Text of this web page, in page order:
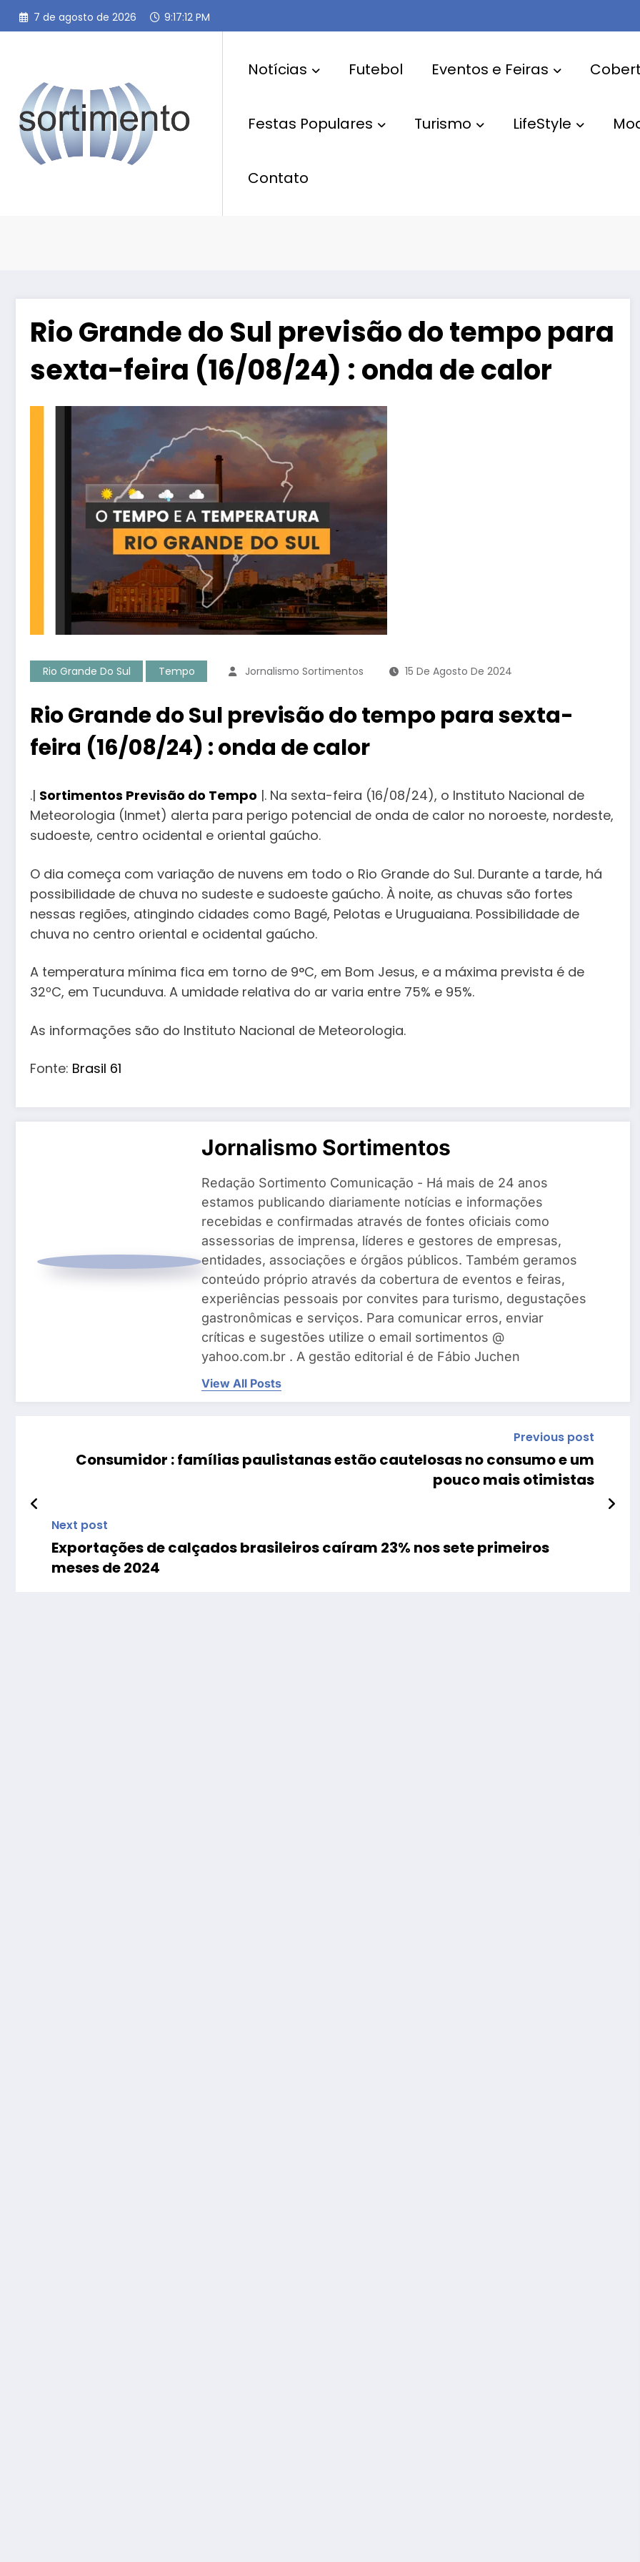
Pular
para
7 de agosto de 2026 9:17:13 PM
Notícias Futebol Eventos e Feiras
Festas Populares Turismo LifeStyle
Contato
Rio Grande do Sul previsão do tempo para
sexta-feira (16/08/24) : onda de calor
Rio Grande Do Sul Tempo Jornalismo Sortimentos 15 De Agosto De 2024
Rio Grande do Sul previsão do tempo para sexta-
feira (16/08/24) : onda de calor
.| Sortimentos Previsão do Tempo |. Na sexta-feira (16/08/24), o Instituto Nacional de
Meteorologia (Inmet) alerta para perigo potencial de onda de calor no noroeste, nordeste,
sudoeste, centro ocidental e oriental gaúcho.
O dia começa com variação de nuvens em todo o Rio Grande do Sul. Durante a tarde, há
possibilidade de chuva no sudeste e sudoeste gaúcho. À noite, as chuvas são fortes
nessas regiões, atingindo cidades como Bagé, Pelotas e Uruguaiana. Possibilidade de
chuva no centro oriental e ocidental gaúcho.
A temperatura mínima fica em torno de 9°C, em Bom Jesus, e a máxima prevista é de
32ºC, em Tucunduva. A umidade relativa do ar varia entre 75% e 95%.
As informações são do Instituto Nacional de Meteorologia.
Fonte: Brasil 61
Jornalismo Sortimentos
Redação Sortimento Comunicação - Há mais de 24 anos
estamos publicando diariamente notícias e informações
recebidas e confirmadas através de fontes oficiais como
assessorias de imprensa, líderes e gestores de empresas,
entidades, associações e órgãos públicos. Também geramos
conteúdo próprio através da cobertura de eventos e feiras,
experiências pessoais por convites para turismo, degustações
gastronômicas e serviços. Para comunicar erros, enviar
críticas e sugestões utilize o email sortimentos @
yahoo.com.br . A gestão editorial é de Fábio Juchen
View All Posts
Previous post
Consumidor : famílias paulistanas estão cautelosas no consumo e um
pouco mais otimistas
Next post
Exportações de calçados brasileiros caíram 23% nos sete primeiros
meses de 2024